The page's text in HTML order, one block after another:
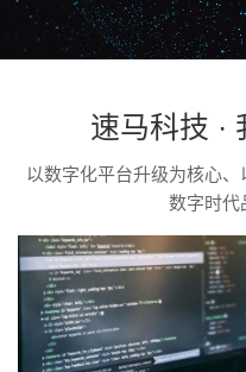
速马科技 ·
以数字化平台升级为核心
数字时代